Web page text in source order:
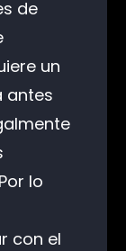
de
un
antes
lo
con el